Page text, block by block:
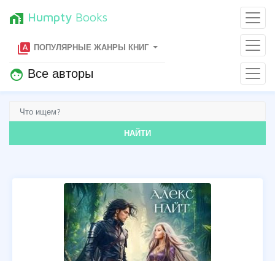
home_work Humpty Books
type_specimen ПОПУЛЯРНЫЕ ЖАНРЫ КНИГ
face Все авторы
НАЙТИ